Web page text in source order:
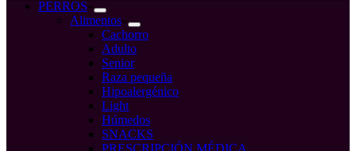
compraPERROS
Alimentos
Cachorro
Adulto
Senior
Raza pequeña
Hipoalergénico
Light
Húmedos
SNACKS
PRESCRIPCIÓN MÉDICA